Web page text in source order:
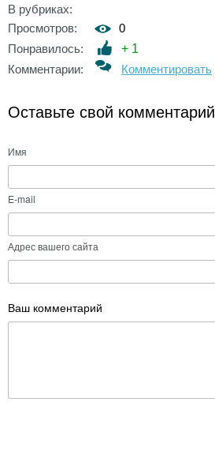
В рубриках:
Просмотров:
0
Понравилось:
+ 1
Комментарии:
Комментировать
Оставьте свой комментарий
Имя
E-mail
Адрес вашего сайта
Ваш комментарий